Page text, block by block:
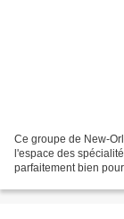
Ce groupe de New-
l'espace des
parfaitement bien